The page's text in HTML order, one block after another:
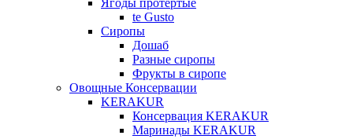
Ягоды протёртые
te Gusto
Сиропы
Дошаб
Разные сиропы
Фрукты в сиропе
Овощные Консервации
KERAKUR
Консервация KERAKUR
Маринады KERAKUR